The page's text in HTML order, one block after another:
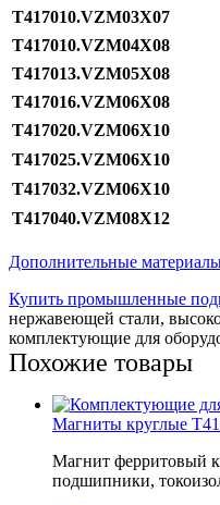
T417010.VZM03X07
T417010.VZM04X08
T417013.VZM05X08
T417016.VZM06X08
T417020.VZM06X10
T417025.VZM06X10
T417032.VZM06X10
T417040.VZM08X12
Дополнительные
Купить промышленные
нержавеющей стали,
комплектующие для
Похожие товары
Магниты круглые
Магнит ферритовый
подшипники,